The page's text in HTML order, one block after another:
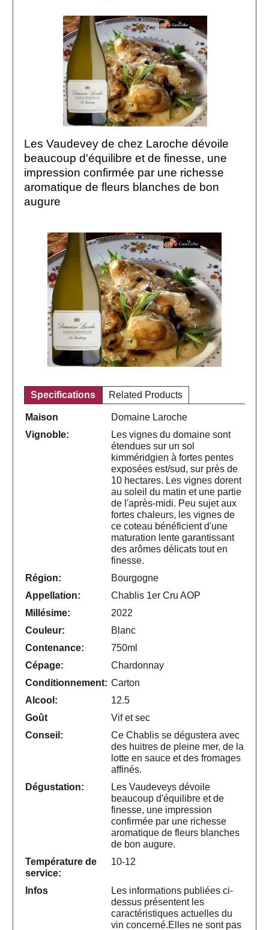
Les Vaudevey de chez Laroche dévoile
beaucoup d'équilibre et de finesse, une
impression confirmée par une richesse
aromatique de fleurs blanches de bon
augure
Specifications Related Products
Maison
Domaine Laroche
Vignoble:
Les vignes du domaine sont
étendues sur un sol
kimméridgien à fortes pentes
exposées est/sud, sur près de
10 hectares. Les vignes dorent
au soleil du matin et une partie
de l'après-midi. Peu sujet aux
fortes chaleurs, les vignes de
ce coteau bénéficient d'une
maturation lente garantissant
des arômes délicats tout en
finesse.
Région:
Bourgogne
Appellation:
Chablis 1er Cru AOP
Millésime:
2022
Couleur:
Blanc
Contenance:
750ml
Cépage:
Chardonnay
Conditionnement: Carton
Alcool:
12.5
Goût
Vif et sec
Conseil:
Ce Chablis se dégustera avec
des huitres de pleine mer, de la
lotte en sauce et des fromages
affinés.
Dégustation:
Les Vaudeveys dévoile
beaucoup d'équilibre et de
finesse, une impression
confirmée par une richesse
aromatique de fleurs blanches
de bon augure.
Température de
service:
10-12
Infos
Les informations publiées ci-
dessus présentent les
caractéristiques actuelles du
vin concerné.Elles ne sont pas